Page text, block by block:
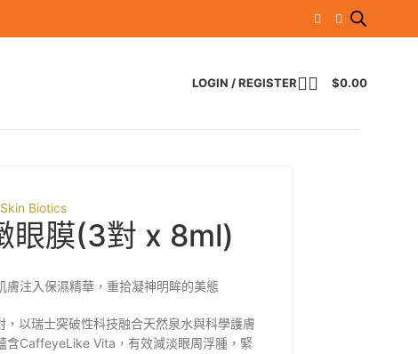
LOGIN / REGISTER $0.00
Skin Biotics
眼膜(3對 x 8ml)
注入保濕精華，重拾凝神明眸的美態
以瑞士突破性科技融合天然泉水與科學護膚
含CaffeyeLike Vita，有效減淡眼周浮腫，緊